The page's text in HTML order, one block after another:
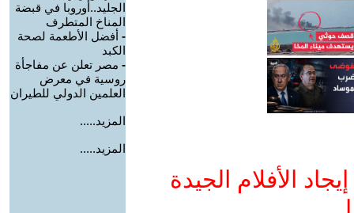
الأفلام الجيدة
الجليد..أوروبا في قبضة
المناخ المتطرف
- أفضل الأطعمة لصحة
الكبد
- مصر تعلن عن مفاجأة
روسية في معرض
العلمين الدولي للطيران
المزيد.....
المزيد.....